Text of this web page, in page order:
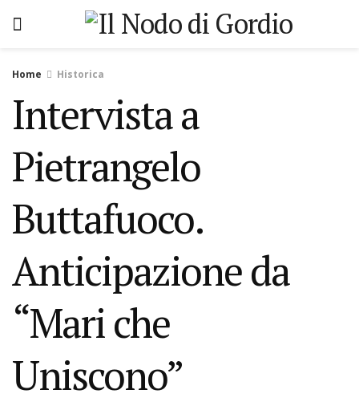
Home Historica
Intervista a
Pietrangelo
Buttafuoco.
Anticipazione da
“Mari che
Uniscono”